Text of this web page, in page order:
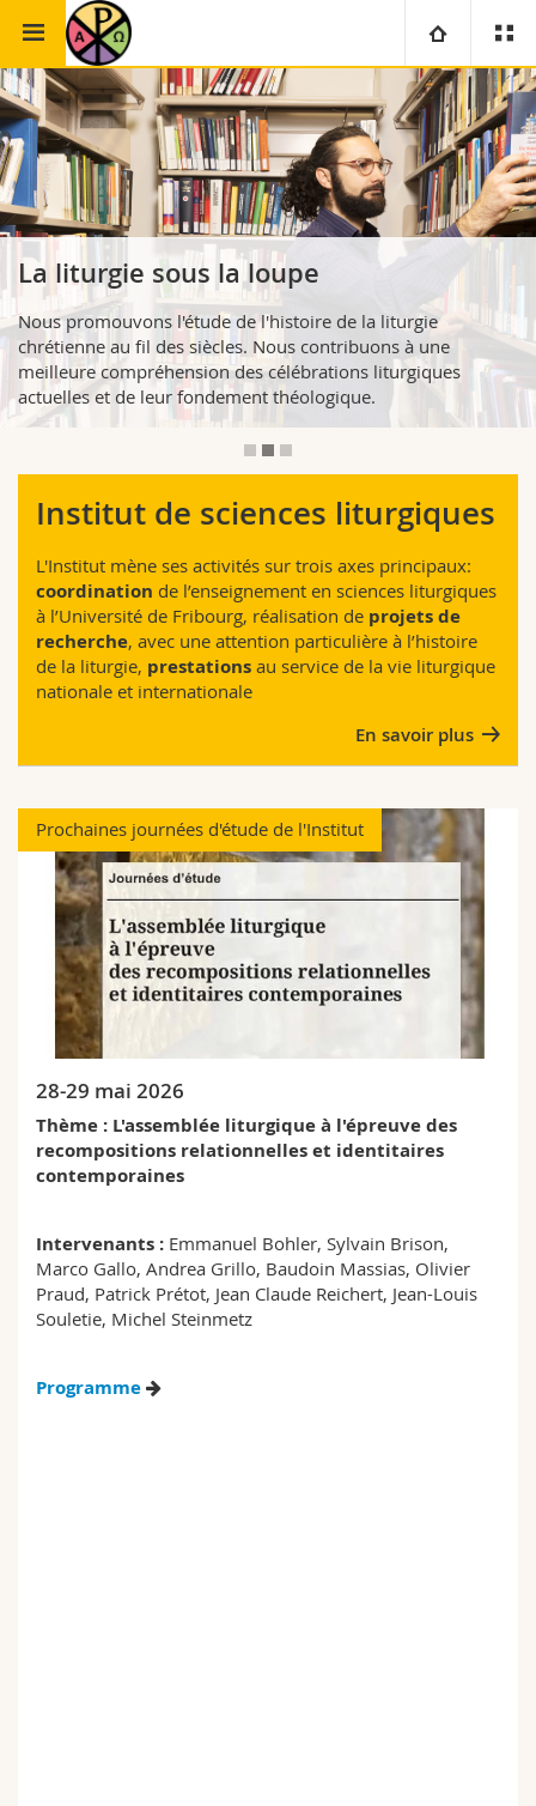
Université
Etudes
Campus
Recherche
Université
Formation continue
Facultés
Théologie
Droit
Sciences économiques et sociales et management
Lettres et sciences humaines
Interfacultaire
Vous êtes
Futurs étudiants
Etudiants
Médias
Collaborateurs
Doctorants
Ressources
Annuaire du personnel
Plan d'accès
Webmail
Programme des cours
MyUnifr
Faculté de théologie Sciences liturgiques
La liturgie sous la loupe
Nous promouvons l'étude de l'histoire de la liturgie
chrétienne au fil des siècles. Nous contribuons à une
meilleure compréhension des célébrations liturgiques
actuelles et de leur fondement théologique.
Institut de sciences liturgiques
L'Institut mène ses activités sur trois axes principaux:
coordination de l’enseignement en sciences liturgiques
à l’Université de Fribourg, réalisation de projets de
recherche, avec une attention particulière à l’histoire
de la liturgie, prestations au service de la vie liturgique
nationale et internationale
En savoir plus
Prochaines journées d'étude de l'Institut
28-29 mai 2026
Thème : L'assemblée liturgique à l'épreuve des
recompositions relationnelles et identitaires
contemporaines
Intervenants : Emmanuel Bohler, Sylvain Brison,
Marco Gallo, Andrea Grillo, Baudoin Massias, Olivier
Praud, Patrick Prétot, Jean Claude Reichert, Jean-Louis
Souletie, Michel Steinmetz
Programme